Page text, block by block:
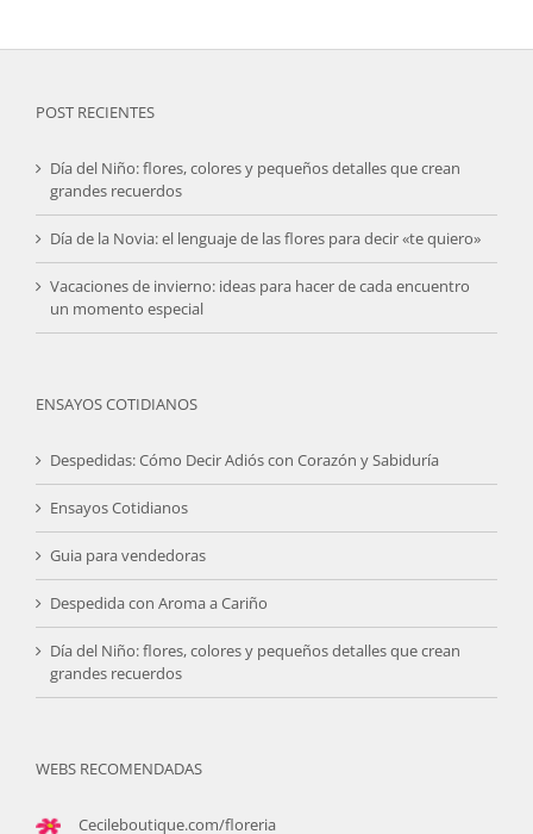
POST RECIENTES
Día del Niño: flores, colores y pequeños detalles que crean
grandes recuerdos
Día de la Novia: el lenguaje de las flores para decir «te quiero»
Vacaciones de invierno: ideas para hacer de cada encuentro
un momento especial
ENSAYOS COTIDIANOS
Despedidas: Cómo Decir Adiós con Corazón y Sabiduría
Ensayos Cotidianos
Guia para vendedoras
Despedida con Aroma a Cariño
Día del Niño: flores, colores y pequeños detalles que crean
grandes recuerdos
WEBS RECOMENDADAS
Cecileboutique.com/floreria